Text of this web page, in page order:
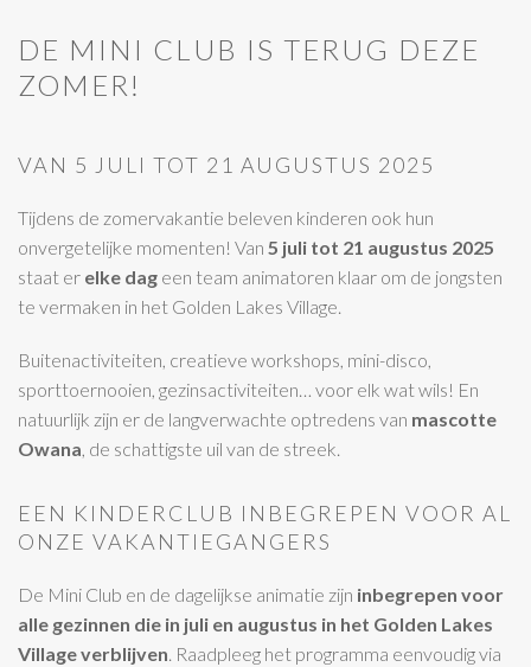
DE MINI CLUB IS TERUG DEZE
ZOMER!
VAN 5 JULI TOT 21 AUGUSTUS 2025
Tijdens de zomervakantie beleven kinderen ook hun
onvergetelijke momenten! Van 5 juli tot 21 augustus 2025
staat er elke dag een team animatoren klaar om de jongsten
te vermaken in het Golden Lakes Village.
Buitenactiviteiten, creatieve workshops, mini-disco,
sporttoernooien, gezinsactiviteiten… voor elk wat wils! En
natuurlijk zijn er de langverwachte optredens van mascotte
Owana, de schattigste uil van de streek.
EEN KINDERCLUB INBEGREPEN VOOR AL
ONZE VAKANTIEGANGERS
De Mini Club en de dagelijkse animatie zijn inbegrepen voor
alle gezinnen die in juli en augustus in het Golden Lakes
Village verblijven. Raadpleeg het programma eenvoudig via